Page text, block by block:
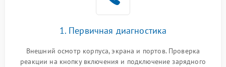
1. Первичная диагностика
Внешний осмотр корпуса, экрана и портов. Проверка
реакции на кнопку включения и подключение зарядного